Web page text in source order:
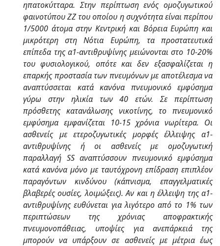
ηπατοκύτταρα. Στην περίπτωση ενός ομοζυγωτικού
φαινοτύπου ZZ του οποίου η συχνότητα είναι περίπου
1/5000 άτομα στην Κεντρική και Βόρεια Ευρώπη και
μικρότερη στη Νότια Ευρώπη, τα προστατευτικά
επίπεδα της α1-αντιθρυψίνης μειώνονται στο 10-20%
του φυσιολογικού, οπότε και δεν εξασφαλίζεται η
επαρκής προστασία των πνευμόνων με αποτέλεσμα να
αναπτύσσεται κατά κανόνα πνευμονικό εμφύσημα
γύρω στην ηλικία των 40 ετών. Σε περίπτωση
πρόσθετης κατανάλωσης νικοτίνης, το πνευμονικό
εμφύσημα εμφανίζεται 10-15 χρόνια νωρίτερα. Οι
ασθενείς με ετεροζυγωτικές μορφές έλλειψης α1-
αντιθρυψίνης ή οι ασθενείς με ομοζυγωτική
παραλλαγή SS αναπτύσσουν πνευμονικό εμφύσημα
κατά κανόνα μόνο με ταυτόχρονη επίδραση επιπλέον
παραγόντων κινδύνου (κάπνισμα, επαγγελματικές
βλαβερές ουσίες, λοιμώξεις). Αν και η έλλειψη της α1-
αντιθρυψίνης ευθύνεται για λιγότερο από το 1% των
περιπτώσεων της χρόνιας αποφρακτικής
πνευμονοπάθειας, υποψίες για ανεπάρκειά της
μπορούν να υπάρξουν σε ασθενείς με μέτρια έως